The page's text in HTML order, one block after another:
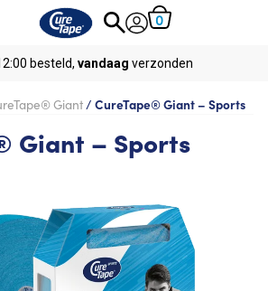
0
vandaagverzonden
Giant/ CureTape® Giant – Sports
Giant – Sports